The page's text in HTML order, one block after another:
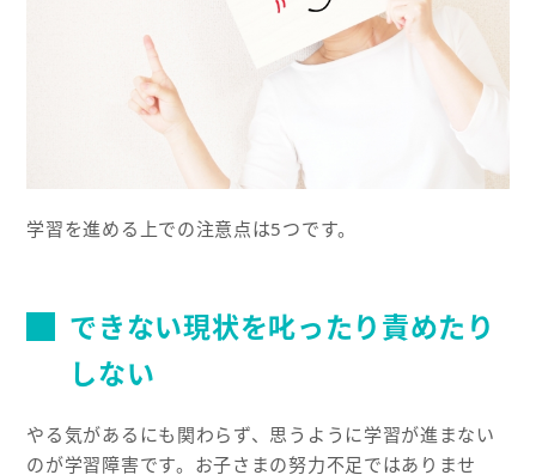
学習を進める上での注意点は5つです。
できない現状を叱ったり責めたり
しない
やる気があるにも関わらず、思うように学習が進まない
のが学習障害です。お子さまの努力不足ではありませ